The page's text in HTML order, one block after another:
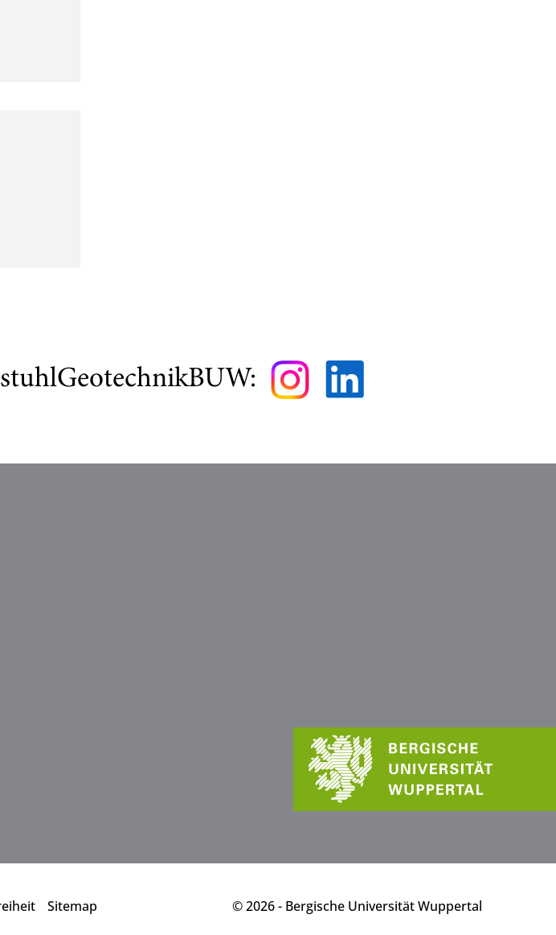
Sitemap © 2026 - Bergische Universität Wuppertal